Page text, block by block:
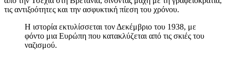
τις αντιξοότητες και την ασφυκτική πίεση του χρόνου.
Η ιστορία εκτυλίσσεται τον Δεκέμβριο του 1938, με
φόντο μια Ευρώπη που κατακλύζεται από τις σκιές του
ναζισμού.